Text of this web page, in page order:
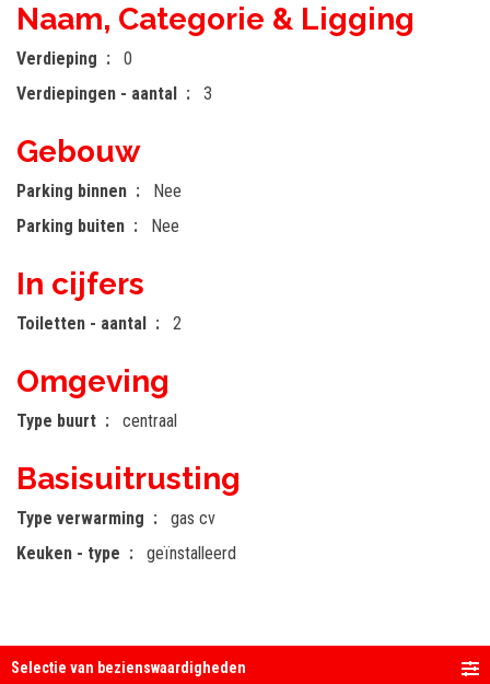
Naam, Categorie & Ligging
Verdieping
0
Verdiepingen - aantal
3
Gebouw
Parking binnen
Nee
Parking buiten
Nee
In cijfers
Toiletten - aantal 2
Omgeving
Type buurt centraal
Basisuitrusting
Type verwarming
gas cv
Keuken - type
geïnstalleerd
Selectie van bezienswaardigheden